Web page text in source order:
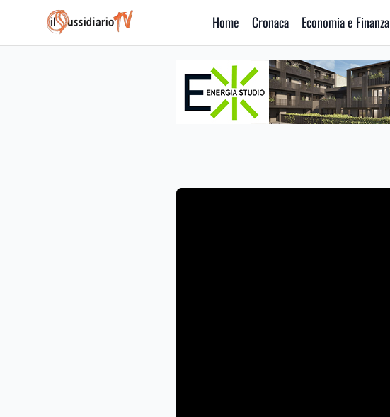
IlSussidiario TV
Home Cronaca Economia e Finanza